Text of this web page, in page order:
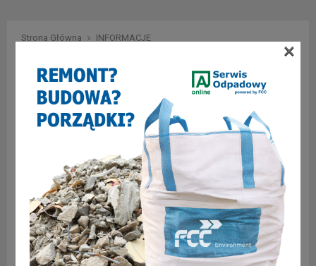
Strona Główna
INFORMACJE
INFORMACJE
Chciał uprawiać marihuanę w lesie…
26 czerwca 2019 0
×